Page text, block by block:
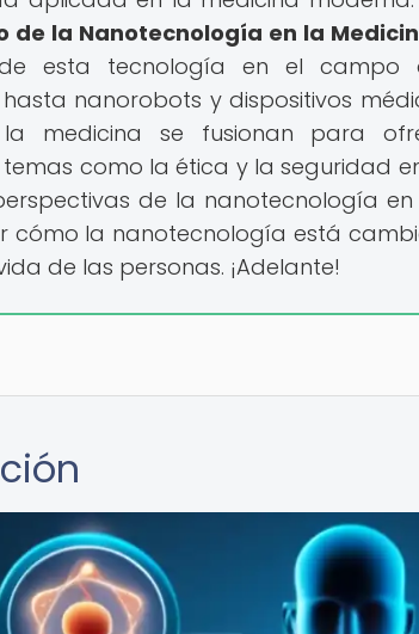
de la Nanotecnología en la
de esta tecnología en el campo
nanorobots y dispositivos
medicina se fusionan para
como la ética y la seguridad
de la nanotecnología
cómo la nanotecnología está
de las personas. ¡Adelante!